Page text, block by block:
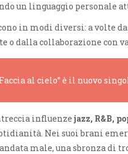
un linguaggio personale
in modi diversi: a volte
o dalla collaborazione con
al cielo” è il nuovo
influenze jazz, R&B,
Nei suoi brani
male, una sbronza